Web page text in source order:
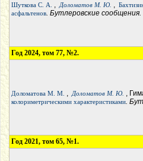
Шуткова С. А. , Доломатов М. Ю. ,
асфальтенов. Бутлеровские сообщения.
Год 2024, том 77, №2.
Доломатова М. М. , Доломатов М. Ю. ,
колориметрическими характеристиками.
Год 2021, том 65, №1.